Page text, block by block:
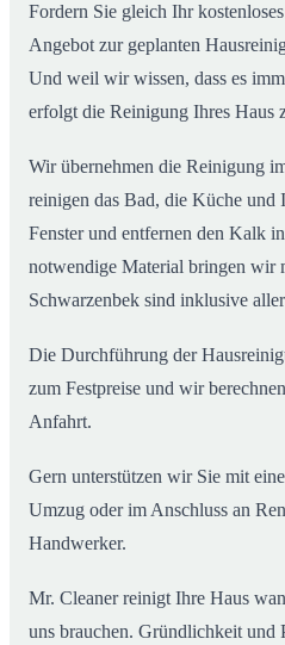
Fordern Sie gleich Ihr
Angebot zur geplanten
Und weil wir wissen, dass es
erfolgt die Reinigung Ihres Haus
Wir übernehmen die Reinigung
reinigen das Bad, die Küche und
Fenster und entfernen den Kalk
notwendige Material bringen wir
Schwarzenbek sind inklusive
Die Durchführung der
zum Festpreise und wir
Anfahrt.
Gern unterstützen wir Sie mit
Umzug oder im Anschluss an
Handwerker.
Mr. Cleaner reinigt Ihre Haus
uns brauchen. Gründlichkeit und